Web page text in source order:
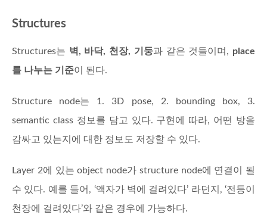
Structures
Structures는 벽, 바닥, 천장, 기둥과 같은 것들이며, place
를 나누는 기준이 된다.
Structure node는 1. 3D pose, 2. bounding box, 3.
semantic class 정보를 담고 있다. 구현에 따라, 어떤 방을
감싸고 있는지에 대한 정보도 저장할 수 있다.
Layer 2에 있는 object node가 structure node에 연결이 될
수 있다. 예를 들어, ‘액자가 벽에 걸려있다’ 라던지, ‘전등이
천장에 걸려있다’와 같은 경우에 가능하다.